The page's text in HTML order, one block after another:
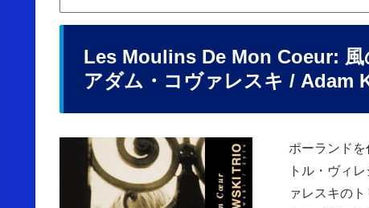
Les Moulins De Mon Coeur: 風
アダム・コヴァレスキ / Adam
ポーランド
トル・ヴィ
ァレスキの